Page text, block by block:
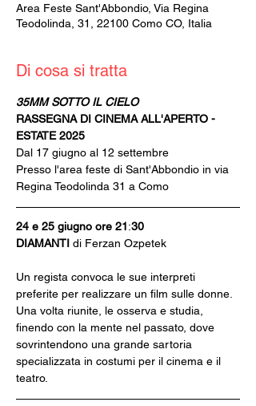
Area Feste Sant'Abbondio, Via Regina
Teodolinda, 31, 22100 Como CO, Italia
Di cosa si tratta
35MM SOTTO IL CIELO
RASSEGNA DI CINEMA ALL'APERTO -
ESTATE 2025
Dal 17 giugno al 12 settembre
Presso l'area feste di Sant'Abbondio in via
Regina Teodolinda 31 a Como
24 e 25 giugno ore 21:30
DIAMANTI di Ferzan Ozpetek
Un regista convoca le sue interpreti
preferite per realizzare un film sulle donne.
Una volta riunite, le osserva e studia,
finendo con la mente nel passato, dove
sovrintendono una grande sartoria
specializzata in costumi per il cinema e il
teatro.